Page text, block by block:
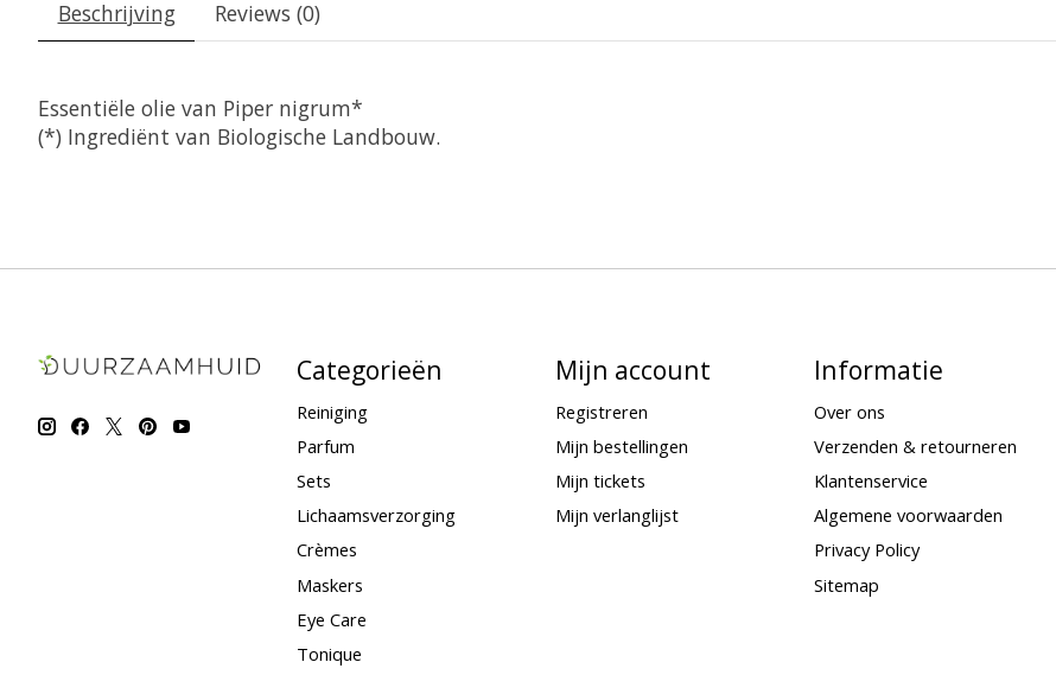
Beschrijving Reviews (0)
Essentiële olie van Piper nigrum*
(*) Ingrediënt van Biologische Landbouw.
Categorieën
Reiniging
Parfum
Sets
Lichaamsverzorging
Crèmes
Maskers
Eye Care
Tonique
Mijn account
Registreren
Mijn bestellingen
Mijn tickets
Mijn verlanglijst
Informatie
Over ons
Verzenden & retourneren
Klantenservice
Algemene voorwaarden
Privacy Policy
Sitemap